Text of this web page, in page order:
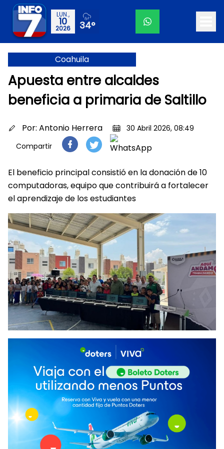
LUN.,
10
2026 34°
Coahuila
Apuesta entre alcaldes
beneficia a primaria de Saltillo
Por: Antonio Herrera
30 Abril 2026, 08:49
Compartir
El beneficio principal consistió en la donación de 10
computadoras, equipo que contribuirá a fortalecer
el aprendizaje de los estudiantes